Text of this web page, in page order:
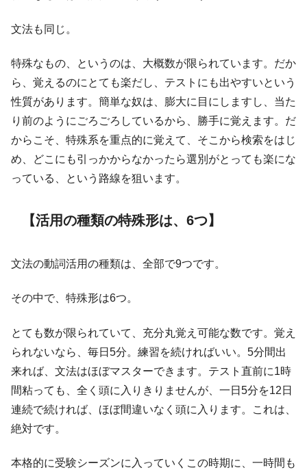
文法も同じ。
特殊なもの、というのは、大概数が限られています。だか
ら、覚えるのにとても楽だし、テストにも出やすいという
性質があります。簡単な奴は、膨大に目にしますし、当た
り前のようにごろごろしているから、勝手に覚えます。だ
からこそ、特殊系を重点的に覚えて、そこから検索をはじ
め、どこにも引っかからなかったら選別がとっても楽にな
っている、という路線を狙います。
【活用の種類の特殊形は、6つ】
文法の動詞活用の種類は、全部で9つです。
その中で、特殊形は6つ。
とても数が限られていて、充分丸覚え可能な数です。覚え
られないなら、毎日5分。練習を続ければいい。5分間出
来れば、文法はほぼマスターできます。テスト直前に1時
間粘っても、全く頭に入りきりませんが、一日5分を12日
連続で続ければ、ほぼ間違いなく頭に入ります。これは、
絶対です。
本格的に受験シーズンに入っていくこの時期に、一時間も